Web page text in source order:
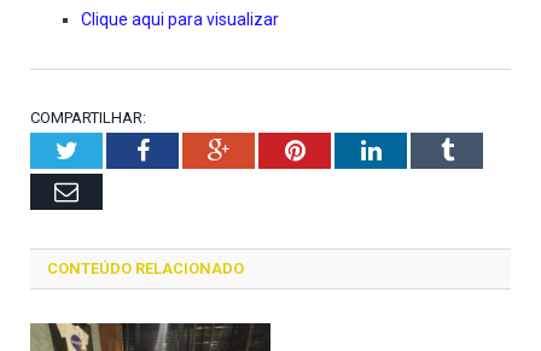
Clique aqui para visualizar
COMPARTILHAR:
TwitterFacebookGoogle+PinterestLinkedInTumblr
Email
CONTEÚDO RELACIONADO